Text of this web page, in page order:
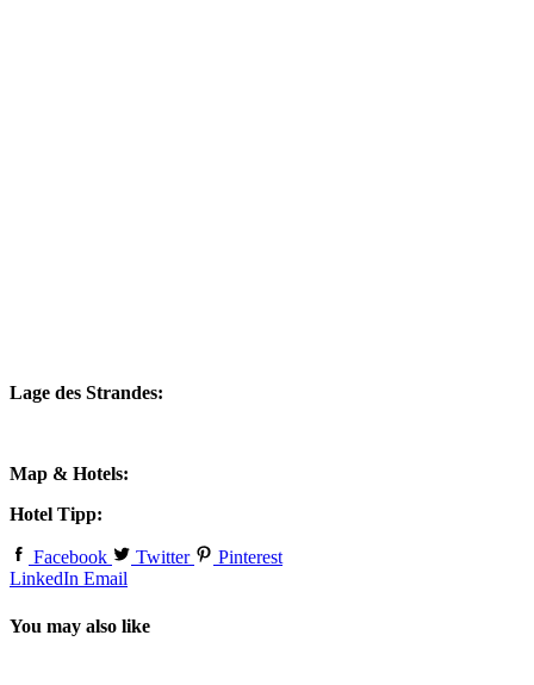
Lage des Strandes:
Map & Hotels:
Hotel Tipp:
Facebook Twitter
Pinterest
LinkedIn Email
You may also like